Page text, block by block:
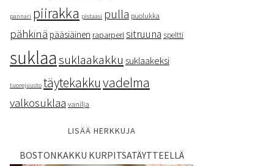
pannari piirakka pistaasi pulla puolukka
pähkinä pääsiäinen raparperi sitruuna speltti
suklaasuklaakakku suklaakeksi
tuorejuusto täytekakkuvadelma
valkosuklaa vanilja
LISÄÄ HERKKUJA
BOSTONKAKKU KURPITSATÄYTTEELLÄ